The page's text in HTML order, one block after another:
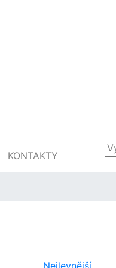
KONTAKTY
Nejlevnější